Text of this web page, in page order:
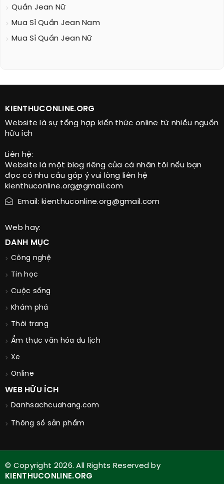
Quần Jean Nữ
Mua Sỉ Quần Jean Nam
Mua Sỉ Quần Jean Nữ
KIENTHUCONLINE.ORG
Website là sự tổng hợp kiến thức online từ nhiều nguồn
hữu ích
Liên hệ:
Website là một blog riêng của cá nhân tôi nếu bạn
đọc có nhu cầu góp ý vui lòng liên hệ
kienthuconline.org@gmail.com
Email: kienthuconline.org@gmail.com
Web hay:
DANH MỤC
Công nghệ
Tin học
Cuộc sống
Khám phá
Thời trang
Ẩm thực văn hóa du lịch
Xe
Online
WEB HỮU ÍCH
Danhsachcuahang.com
Thông số sản phẩm
© Copyright 2026. All Rights Reserved by
KIENTHUCONLINE.ORG